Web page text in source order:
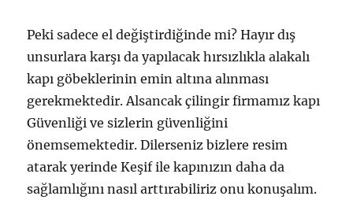
Peki sadece el değiştirdiğinde mi? Hayır dış
unsurlara karşı da yapılacak hırsızlıkla alakalı
kapı göbeklerinin emin altına alınması
gerekmektedir. Alsancak çilingir firmamız kapı
Güvenliği ve sizlerin güvenliğini
önemsemektedir. Dilerseniz bizlere resim
atarak yerinde Keşif ile kapınızın daha da
sağlamlığını nasıl arttırabiliriz onu konuşalım.